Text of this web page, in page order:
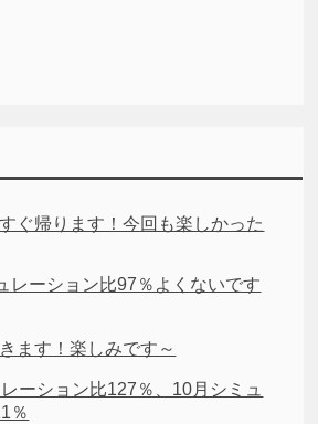
ぐ帰ります！今回も楽しかった
レーション比97％よくないです
ます！楽しみです～
ーション比127％、10月シミュ
％